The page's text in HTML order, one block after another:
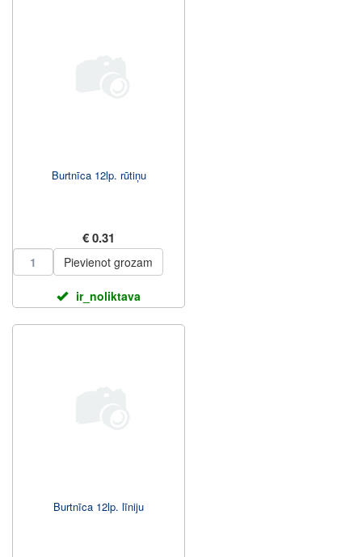
Burtnīca 12lp. rūtiņu
€ 0.31
Pievienot grozam
ir_noliktava
Burtnīca 12lp. līniju